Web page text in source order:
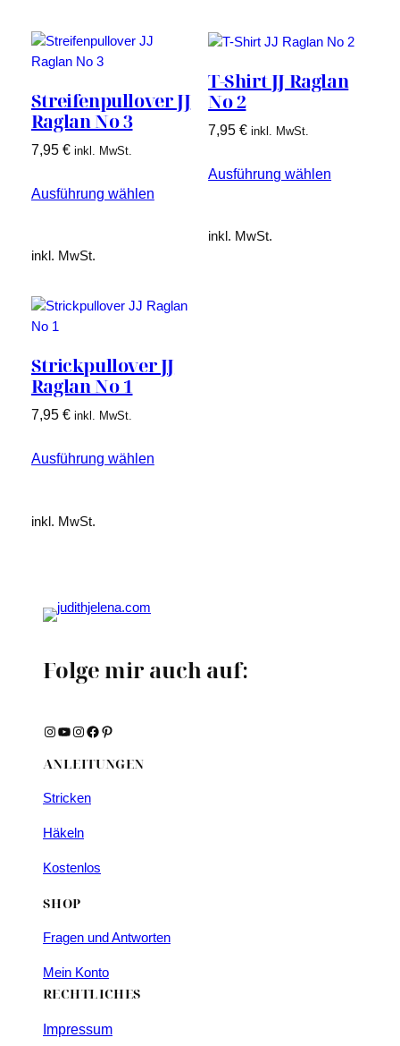
Streifenpullover JJ
Raglan No 3
7,95 € inkl. MwSt.
Ausführung wählen
inkl. MwSt.
T-Shirt JJ Raglan
No 2
7,95€ inkl. MwSt.
Ausführung wählen
inkl. MwSt.
Strickpullover JJ
Raglan No 1
7,95 € inkl. MwSt.
Ausführung wählen
inkl. MwSt.
Folge mir auch auf:
Instagram YouTube Instagram Facebook Pinterest
ANLEITUNGEN
Stricken
Häkeln
Kostenlos
SHOP
Fragen und Antworten
Mein Konto
RECHTLICHES
Impressum